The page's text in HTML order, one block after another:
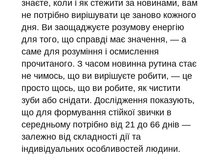
знаєте, коли і як стежити за новинами, вам
не потрібно вирішувати це заново кожного
дня. Ви заощаджуєте розумову енергію
для того, що справді має значення, — а
саме для розуміння і осмислення
прочитаного. З часом новинна рутина стає
не чимось, що ви вирішуєте робити, — це
просто щось, що ви робите, як чистити
зуби або снідати. Дослідження показують,
що для формування стійкої звички в
середньому потрібно від 21 до 66 днів —
залежно від складності дії та
індивідуальних особливостей людини.